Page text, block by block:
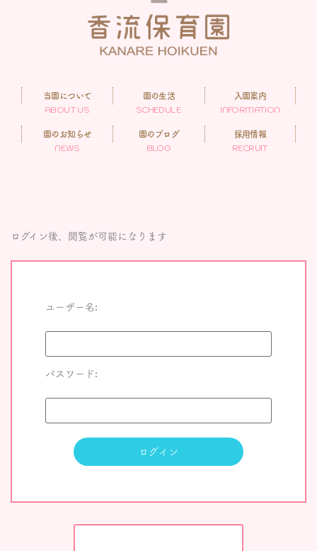
当園について
ABOUT US
園の生活
SCHEDULE
入園案内
INFORMATION
園のお知らせ
NEWS
園のブログ
BLOG
採用情報
RECRUIT
ログイン後、閲覧が可能になります
ユーザー名:
パスワード: